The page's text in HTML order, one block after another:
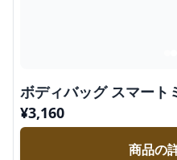
ボディバッグ スマート
¥3,160
商品の